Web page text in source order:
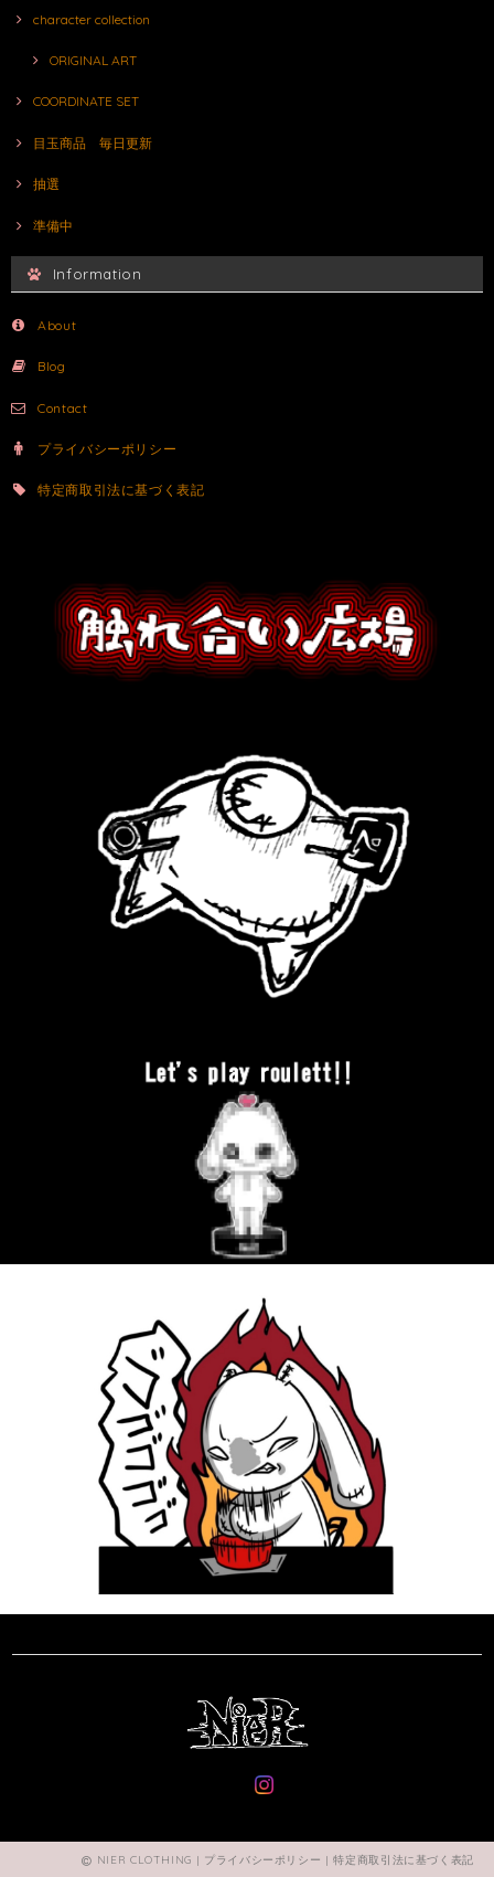
character collection
ORIGINAL ART
COORDINATE SET
目玉商品 毎日更新
抽選
準備中
Information
About
Blog
Contact
プライバシーポリシー
特定商取引法に基づく表記
NIER CLOTHING | プライバシーポリシー |特定商取引法に基づく表記